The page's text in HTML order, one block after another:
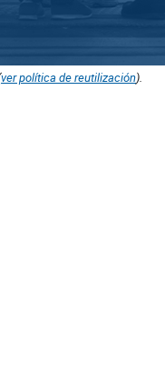
ver política de reutilización).